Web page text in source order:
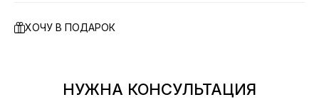
ХОЧУ В ПОДАРОК
НУЖНА КОНСУЛЬТАЦИЯ